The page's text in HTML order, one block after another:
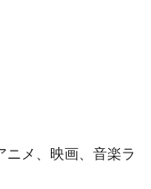
ニメ、映画、音楽ラ